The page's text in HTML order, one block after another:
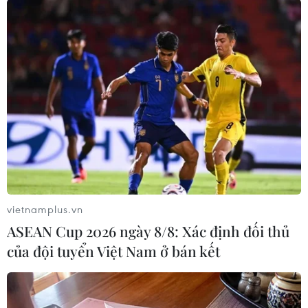
giao lộ Nguyễn Văn Linh nối dài và đường
Nguyễn Hữu Trí của huyện Bình Chánh, đang bị
phong tỏa và bị cắt điện hoàn toàn để đảm bảo
an toàn và phục vụ công tác chữa cháy. Nhiều
nhà dân xung quanh đã phải tiến hành di dời
vật dụng, tài sản trong nhà đến khu an toàn.
Lực lượng dân quân tự vệ thị trấn Tân Túc cũng
đã được huy động có mặt tại hiện trường để
đảm bảo tình hình an ninh trật tự trong khu vực
xảy ra đám cháy./.
vietnamplus.vn
ASEAN Cup 2026 ngày 8/8: Xác định đối thủ
của đội tuyển Việt Nam ở bán kết